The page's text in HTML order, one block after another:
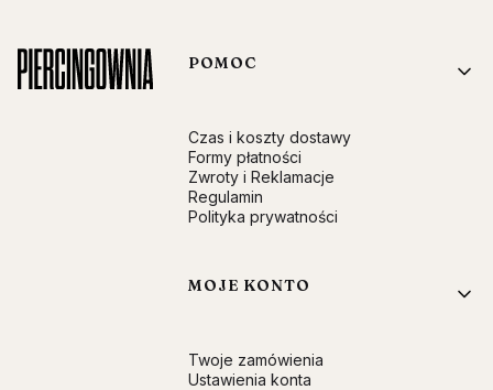
Linki w stopce
POMOC
Czas i koszty dostawy
Formy płatności
Zwroty i Reklamacje
Regulamin
Polityka prywatności
MOJE KONTO
Twoje zamówienia
Ustawienia konta